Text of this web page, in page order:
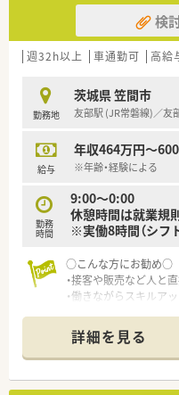
検
週32h以上 車通勤可 高給
勤務地
茨城県 笠間市
友部駅 (JR常磐線)／友
給与
年収464万円～
※年齢・経験による
勤務
時間
9:00～0:00
休憩時間は就業規
※実働8時間（シフ
○こんな方にお勧め○
・接客や販売など人と
・働きながらスキルア
詳細を見る